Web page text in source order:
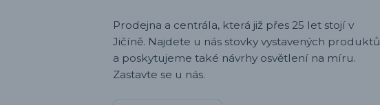
Prodejna a centrála, která již přes 25 let stojí v
Jičíně. Najdete u nás stovky vystavených produktů
a poskytujeme také návrhy osvětlení na míru.
Zastavte se u nás.